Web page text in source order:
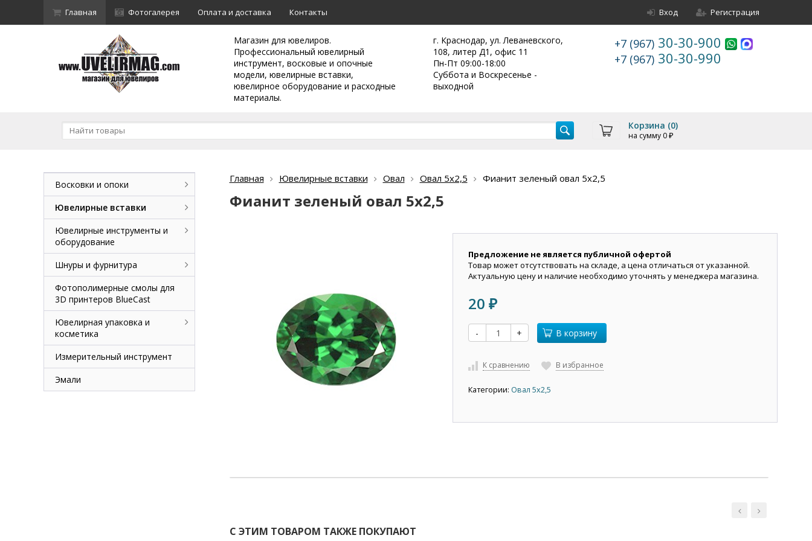
Главная Фотогалерея Оплата и доставка Контакты Вход Регистрация
Магазин для ювелиров.
Профессиональный ювелирный
инструмент, восковые и опочные
модели, ювелирные вставки,
ювелирное оборудование и расходные
материалы.
г. Краснодар, ул. Леваневского,
108, литер Д1, офис 11
Пн-Пт 09:00-18:00
Суббота и Воскресенье -
выходной
+7 (967) 30-30-900
+7 (967) 30-30-990
Корзина (0)
на сумму 0 ₽
Главная Ювелирные вставки Овал Овал 5х2,5 Фианит зеленый овал 5х2,5
Фианит зеленый овал 5х2,5
Предложение не является публичной офертой
Товар может отсутствовать на складе, а цена отличаться от указанной.
Актуальную цену и наличие необходимо уточнять у менеджера магазина.
20 ₽
- + В корзину
К сравнению В избранное
Категории: Овал 5х2,5
С ЭТИМ ТОВАРОМ ТАКЖЕ ПОКУПАЮТ
Восковки и опоки
Ювелирные вставки
Ювелирные инструменты и
оборудование
Шнуры и фурнитура
Фотополимерные смолы для
3D принтеров BlueCast
Ювелирная упаковка и
косметика
Измерительный инструмент
Эмали